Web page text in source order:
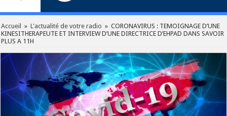
Accueil » L'actualité de votre radio » CORONAVIRUS : TEMOIGNAGE D’UNE
KINESITHERAPEUTE ET INTERVIEW D’UNE DIRECTRICE D’EHPAD DANS SAVOIR
PLUS A 11H